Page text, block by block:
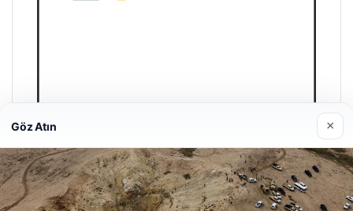
Enes Kaplan Avukatlık Bürosu
Nisan 28, 2026
Göz Atın ×